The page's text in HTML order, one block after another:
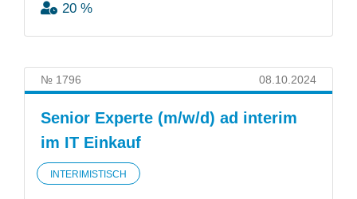
20 %
№ 1796 08.10.2024
Senior Experte (m/w/d) ad interim
im IT Einkauf
INTERIMISTISCH